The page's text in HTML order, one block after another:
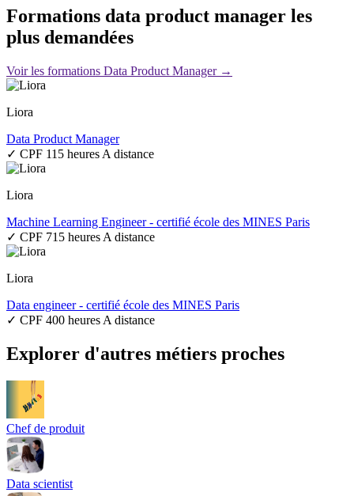
Formations data product manager les
plus demandées
Voir les formations Data Product Manager →
Liora
Data Product Manager
✓ CPF 115 heures A distance
Liora
Machine Learning Engineer - certifié école des MINES Paris
✓ CPF 715 heures A distance
Liora
Data engineer - certifié école des MINES Paris
✓ CPF 400 heures A distance
Explorer d'autres métiers proches
Chef de produit
Data scientist